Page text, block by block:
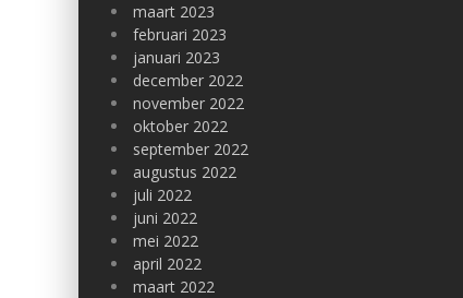
maart 2023
februari 2023
januari 2023
december 2022
november 2022
oktober 2022
september 2022
augustus 2022
juli 2022
juni 2022
mei 2022
april 2022
maart 2022